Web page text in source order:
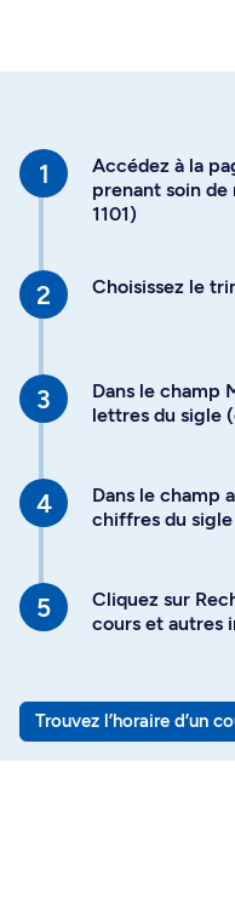
Accédez à la
prenant soin de
1101)
Choisissez le
Dans le champ
lettres du sigle
Dans le champ
chiffres du sigle
Cliquez sur
cours et autres
Trouvez l’horaire d’un